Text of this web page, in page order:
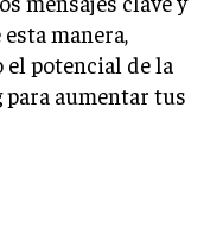
manera,
el potencial de la
aumentar tus